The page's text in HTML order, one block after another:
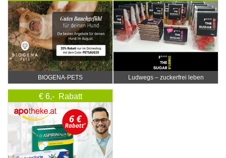
BIOGENA-PETS Ludwegs – zuckerfrei leben
€ 6,- Rabatt